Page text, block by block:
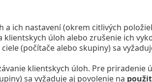
a ich nastavení (okrem citlivých
úloh alebo zrušenie ich
(počítače alebo skupiny) sa
klientskych úloh. Pre priradenie
sa vyžaduje aj povolenie na